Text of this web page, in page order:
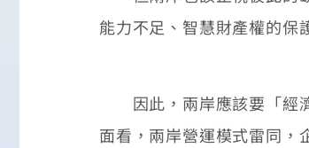
能力不足、智慧財產權的保
因此，兩岸應該要「經濟
面看，兩岸營運模式雷同，